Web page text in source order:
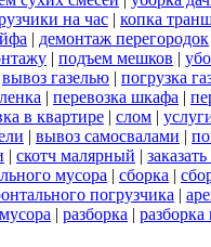
на час | копка
| демонтаж перегородок
| подъем мешков |
вывоз газелью | погрузка
| перевозка шкафа |
в квартире | слом |
| вывоз самосвалами |
| скотч малярный |
мусора | сборка |
погрузчика |
| разборка |